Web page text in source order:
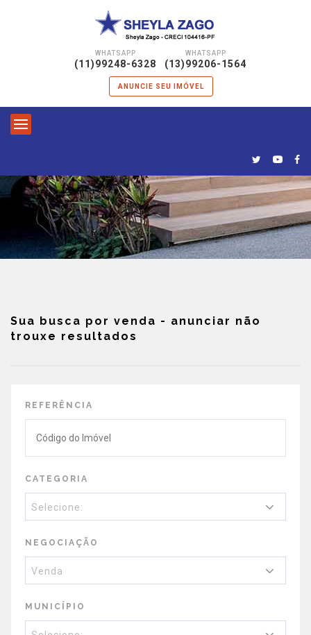
WHATSAPP
(11)99248-6328
WHATSAPP
(13)99206-1564
ANUNCIE SEU IMÓVEL
Sua busca por venda - anunciar não
trouxe resultados
REFERÊNCIA
CATEGORIA
Selecione:
NEGOCIAÇÃO
Venda
MUNICÍPIO